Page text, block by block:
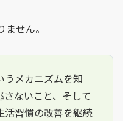
せん。
うメカニズムを知
ないこと、そして
活習慣の改善を継続